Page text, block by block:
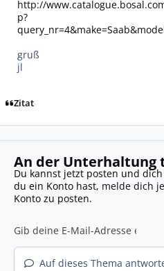
http://
p?
gruß
jl
Zitat
An der Unterhaltung
Du kannst jetzt posten und
du ein Konto hast, melde dich
Konto zu posten.
Auf dieses Thema